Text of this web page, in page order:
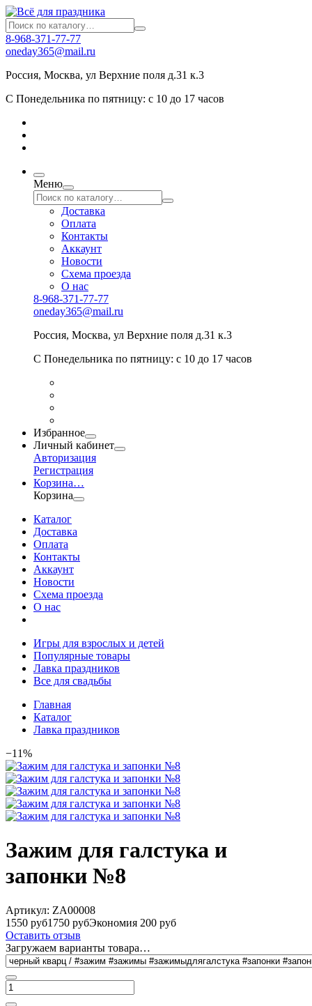
8-968-371-77-77
oneday365@mail.ru
Россия, Москва, ул Верхние поля д.31 к.3
С Понедельника по пятницу: с 10 до 17 часов
Меню
Доставка
Оплата
Контакты
Аккаунт
Новости
Схема проезда
О нас
8-968-371-77-77
oneday365@mail.ru
Россия, Москва, ул Верхние поля д.31 к.3
С Понедельника по пятницу: с 10 до 17 часов
Избранное
Личный кабинет
Авторизация
Регистрация
Корзина…
Корзина
Каталог
Доставка
Оплата
Контакты
Аккаунт
Новости
Схема проезда
О нас
Игры для взрослых и детей
Популярные товары
Лавка праздников
Все для свадьбы
Главная
Каталог
Лавка праздников
−11%
Зажим для галстука и
запонки №8
Артикул: ZA00008
1550 руб1750 рубЭкономия 200 руб
Оставить отзыв
Загружаем варианты товара…